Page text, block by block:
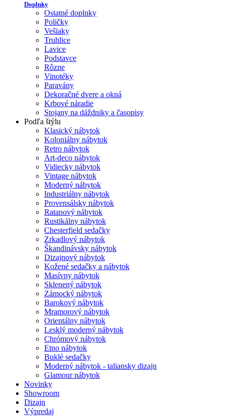
Doplnky
Ostatné doplnky
Poličky
Vešiaky
Truhlice
Lavice
Podstavce
Rôzne
Vinotéky
Paravány
Dekoračné dvere a okná
Krbové náradie
Stojany na dáždniky a časopisy
Podľa štýlu
Klasický nábytok
Koloniálny nábytok
Retro nábytok
Art-deco nábytok
Vidiecky nábytok
Vintage nábytok
Moderný nábytok
Industriálny nábytok
Provensálsky nábytok
Ratanový nábytok
Rustikálny nábytok
Chesterfield sedačky
Zrkadlový nábytok
Škandinávsky nábytok
Dizajnový nábytok
Kožené sedačky a nábytok
Masívny nábytok
Sklenený nábytok
Zámocký nábytok
Barokový nábytok
Mramorový nábytok
Orientálny nábytok
Lesklý moderný nábytok
Chrómový nábytok
Etno nábytok
Buklé sedačky
Moderný nábytok - taliansky dizajn
Glamour nábytok
Novinky
Showroom
Dizajn
Výpredaj